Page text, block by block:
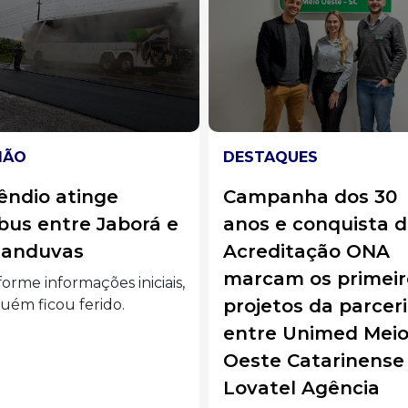
dos 30
e conquista da
ONA
os primeiros
da parceria
CLIMA
Ciclone bomba
trazer chuva e
temporais nos
próximos dias a SC,
alerta Inmet
Sistema deve ganhar
entre quinta e sábado,